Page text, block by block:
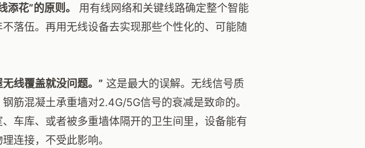
花”的原则。
用有线网络和关键线路确定整个智能
落伍。再用无线设备去实现那些个性化的、可能随
线覆盖就没问题。” 这是最大的误解。无线信号质
筋混凝土承重墙对2.4G/5G信号的衰减是致命的。
车库、或者被多重墙体隔开的卫生间里，设备能有
连接，不受此影响。